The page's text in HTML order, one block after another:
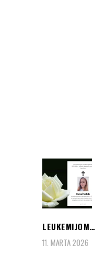
LEUKEMIJOM…
11. MARTA 2026